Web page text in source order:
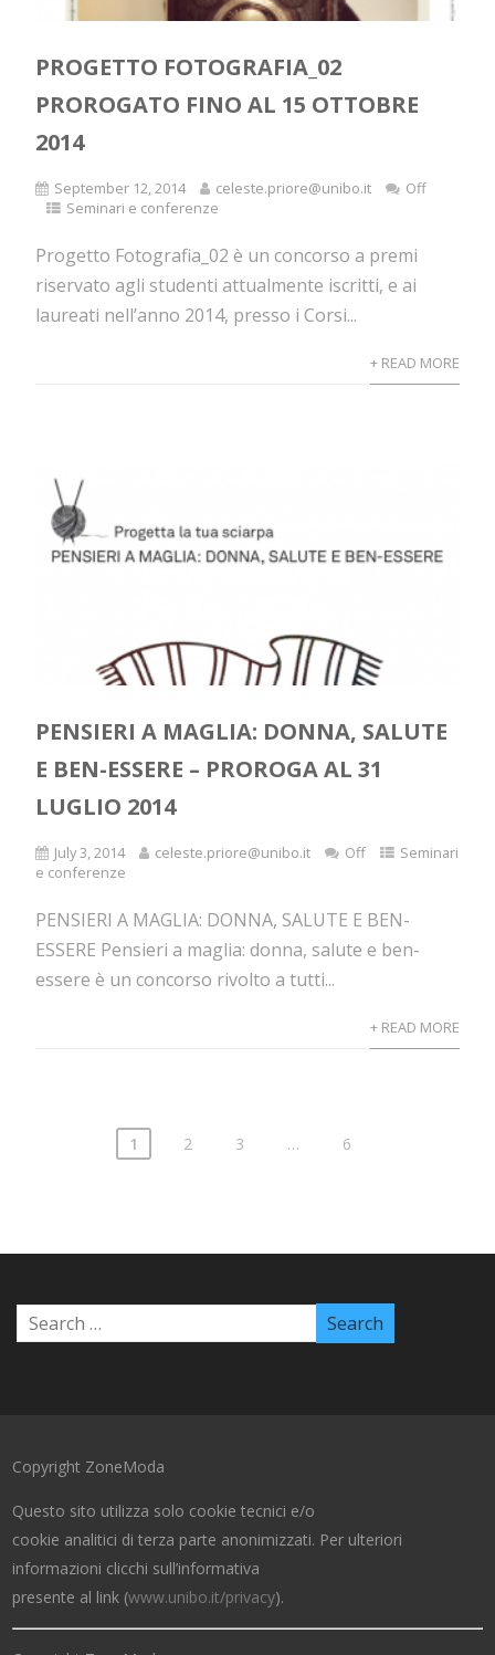
PROGETTO FOTOGRAFIA_02
PROROGATO FINO AL 15 OTTOBRE
2014
September 12, 2014 celeste.priore@unibo.it
Off
Seminari e conferenze
Progetto Fotografia_02 è un concorso a premi
riservato agli studenti attualmente iscritti, e ai
laureati nell’anno 2014, presso i Corsi...
+ READ MORE
PENSIERI A MAGLIA: DONNA, SALUTE
E BEN-ESSERE – PROROGA AL 31
LUGLIO 2014
July 3, 2014 celeste.priore@unibo.it Off
Seminari
e conferenze
PENSIERI A MAGLIA: DONNA, SALUTE E BEN-
ESSERE Pensieri a maglia: donna, salute e ben-
essere è un concorso rivolto a tutti...
+ READ MORE
1 2 3 … 6
Copyright ZoneModa
Questo sito utilizza solo cookie tecnici e/o
cookie analitici di terza parte anonimizzati. Per ulteriori
informazioni clicchi sull’informativa
presente al link (www.unibo.it/privacy).